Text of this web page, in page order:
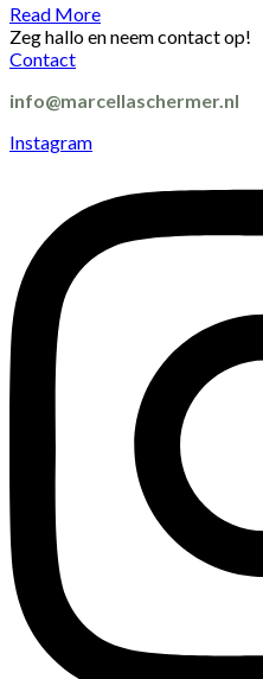
Read More
Zeg hallo en neem contact op!
Contact
info@marcellaschermer.nl
Instagram